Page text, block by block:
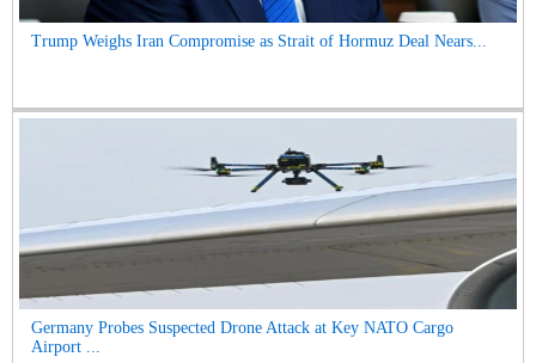
Trump Weighs Iran Compromise as Strait of Hormuz Deal Nears...
Germany Probes Suspected Drone Attack at Key NATO Cargo
Airport ...